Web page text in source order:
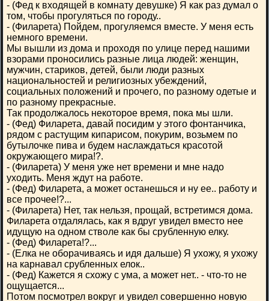
- (Фед к входящей в комнату девушке) Я как раз думал о
том, чтобы прогуляться по городу..
- (Филарета) Пойдем, прогуляемся вместе. У меня есть
немного времени.
Мы вышли из дома и проходя по улице перед нашими
взорами проносились разные лица людей: женщин,
мужчин, стариков, детей, были люди разных
национальностей и религиозных убеждений,
социальных положений и прочего, по разному одетые и
по разному прекрасные.
Так продолжалось некоторое время, пока мы шли.
- (Фед) Филарета, давай посидим у этого фонтанчика,
рядом с растущим кипарисом, покурим, возьмем по
бутылочке пива и будем наслаждаться красотой
окружающего мира!?.
- (Филарета) У меня уже нет времени и мне надо
уходить. Меня ждут на работе.
- (Фед) Филарета, а может останешься и ну ее.. работу и
все прочее!?...
- (Филарета) Нет, так нельзя, прощай, встретимся дома.
Филарета отдалялась, как я вдруг увидел вместо нее
идущую на одном стволе как бы срубленную елку.
- (Фед) Филарета!?...
- (Елка не оборачиваясь и идя дальше) Я ухожу, я ухожу
на карнавал срубленных елок..
- (Фед) Кажется я схожу с ума, а может нет.. - что-то не
ощущается...
Потом посмотрел вокруг и увидел совершенно новую